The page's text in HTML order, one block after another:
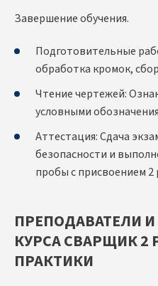
Завершение обучения.
Подготовительные
обработка кромок,
Чтение чертежей:
условными
Аттестация: Сдача
безопасности и
пробы с присвоением 2
ПРЕПОДАВАТЕЛИ
КУРСА СВАРЩИК
ПРАКТИКИ